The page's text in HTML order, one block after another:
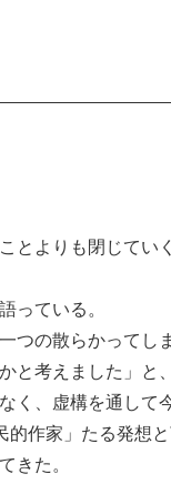
とよりも閉じてい
っている。
つの散らかってし
と考えました」と
く、虚構を通して
作家」たる発想と
きた。